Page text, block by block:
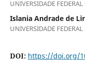
UNIVERSIDADE
Islania Andrade de
UNIVERSIDADE
DOI: https://doi.org/